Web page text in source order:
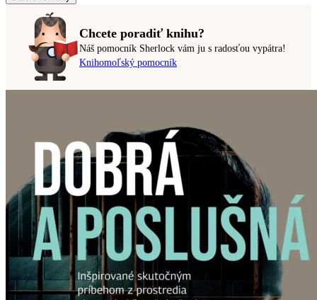
Chcete poradiť knihu?
Náš pomocník Sherlock vám ju s radosťou vypátra!
Knihomoľský pomocník